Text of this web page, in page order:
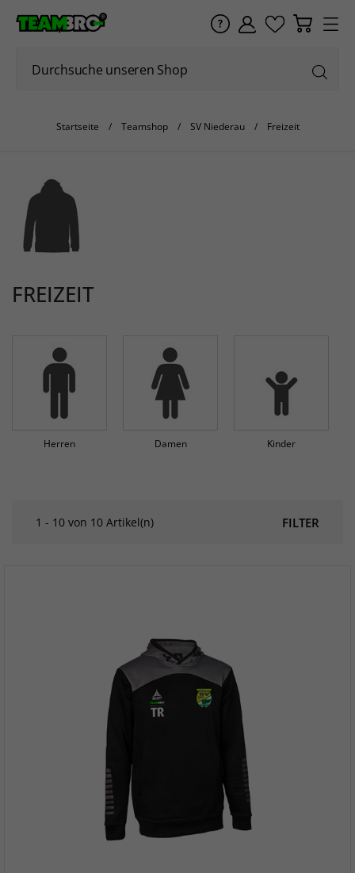
Startseite Teamshop SV Niederau Freizeit
FREIZEIT
Herren Damen Kinder
FILTER
1 - 10 von 10 Artikel(n)